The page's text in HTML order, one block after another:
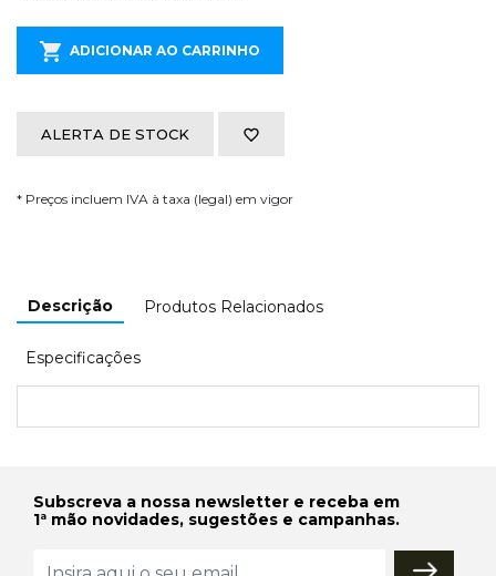
ADICIONAR AO CARRINHO
ALERTA DE STOCK
* Preços incluem IVA à taxa (legal) em vigor
Descrição Produtos Relacionados
Especificações
Subscreva a nossa newsletter e receba em
1ª mão novidades, sugestões e campanhas.